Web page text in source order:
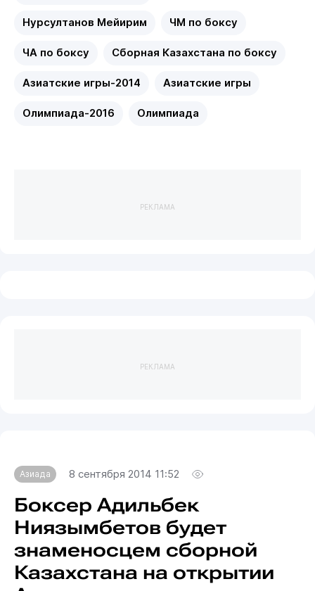
Нурсултанов Мейирим ЧМ по боксу
ЧА по боксу Сборная Казахстана по боксу
Азиатские игры-2014 Азиатские игры
Олимпиада-2016 Олимпиада
РЕКЛАМА
РЕКЛАМА
Азиада 8 сентября 2014 11:52
Боксер Адильбек
Ниязымбетов будет
знаменосцем сборной
Казахстана на открытии